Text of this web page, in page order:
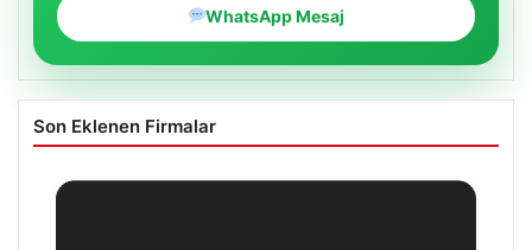
WhatsApp Mesaj
Son Eklenen Firmalar